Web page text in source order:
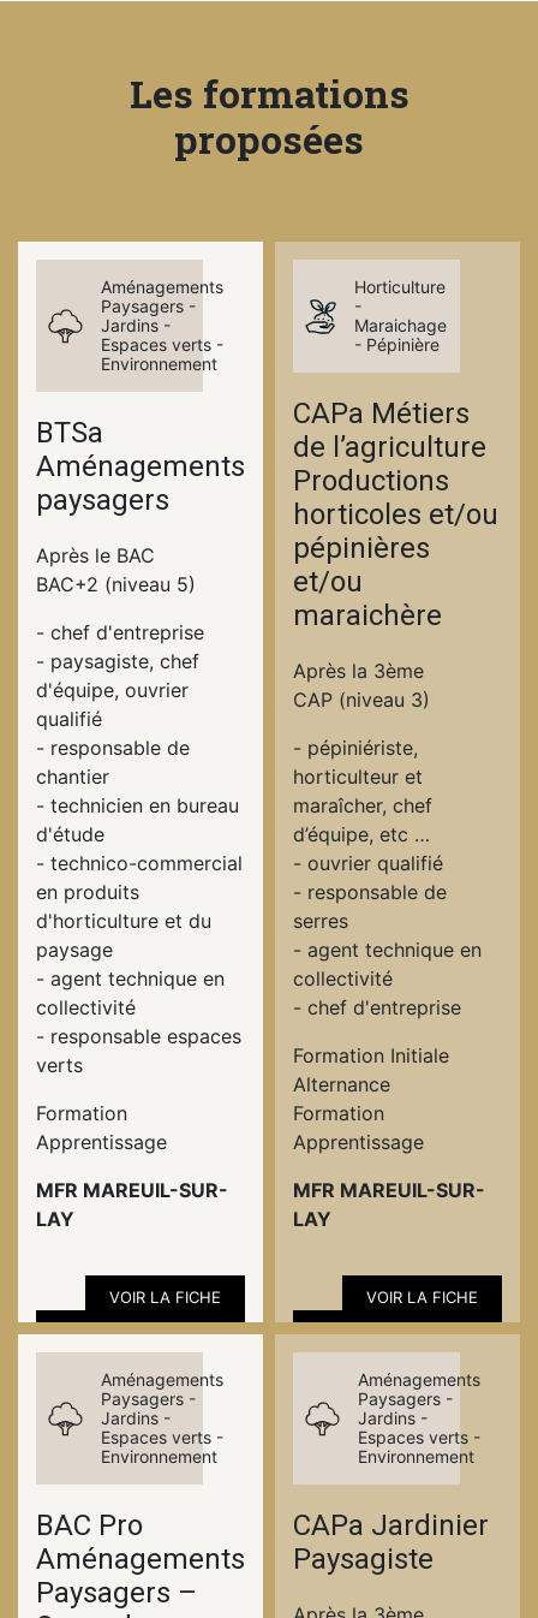
Les formations
proposées
Aménagements
Paysagers -
Jardins -
Espaces verts -
Environnement
BTSa
Aménagements
paysagers
Après le BAC
BAC+2 (niveau 5)
- chef d'entreprise
- paysagiste, chef
d'équipe, ouvrier
qualifié
- responsable de
chantier
- technicien en bureau
d'étude
- technico-commercial
en produits
d'horticulture et du
paysage
- agent technique en
collectivité
- responsable espaces
verts
Formation
Apprentissage
MFR MAREUIL-SUR-
LAY
VOIR LA FICHE
Horticulture
-
Maraichage
- Pépinière
CAPa Métiers
de l’agriculture
Productions
horticoles et/ou
pépinières
et/ou
maraichère
Après la 3ème
CAP (niveau 3)
- pépiniériste,
horticulteur et
maraîcher, chef
d’équipe, etc …
- ouvrier qualifié
- responsable de
serres
- agent technique en
collectivité
- chef d'entreprise
Formation Initiale
Alternance
Formation
Apprentissage
MFR MAREUIL-SUR-
LAY
VOIR LA FICHE
Aménagements
Paysagers -
Jardins -
Espaces verts -
Environnement
BAC Pro
Aménagements
Paysagers –
Aménagements
Paysagers -
Jardins -
Espaces verts -
Environnement
CAPa Jardinier
Paysagiste